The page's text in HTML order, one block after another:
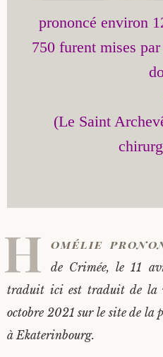
Saint Sophrony
Sainte Matrone de
Staritsa Marie
Archimandrite
Geronda Arsenios le
Gerondissa Makrina
Archimandrite
prononcé environ
750 furent mises
(Le Saint
H omélie
de Crimée, le 11
traduit ici est traduit de la
octobre 2021 sur le site de la
à Ekaterinbourg.